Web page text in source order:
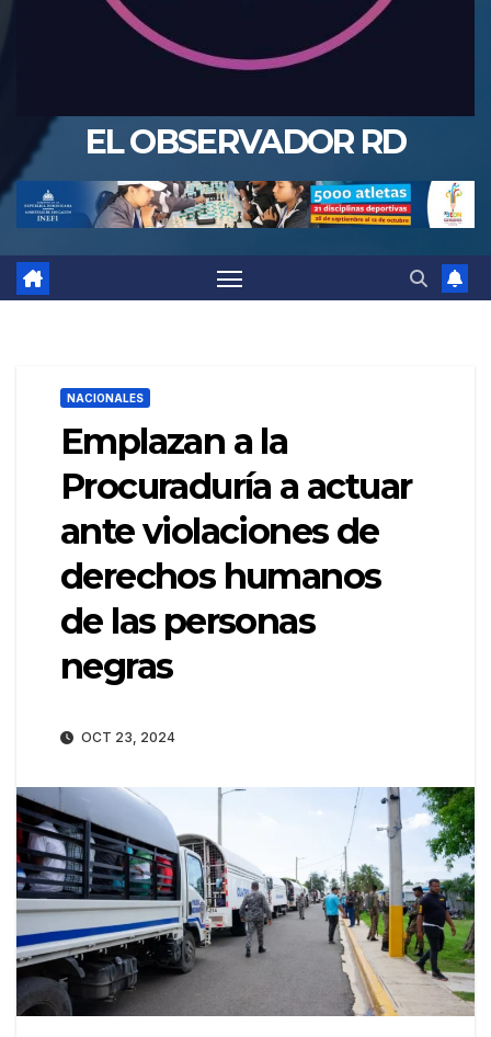
EL OBSERVADOR RD
NACIONALES
Emplazan a la
Procuraduría a actuar
ante violaciones de
derechos humanos
de las personas
negras
OCT 23, 2024